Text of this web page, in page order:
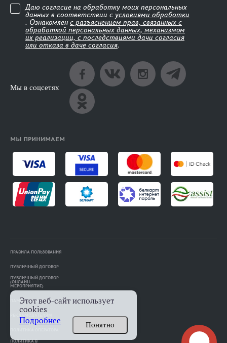
Даю согласие на обработку моих персональных
данных в соответствии с условиями обработки
. Ознакомлен с разъяснением прав, связанных с
обработкой персональных данных, механизмом
их реализации, с последствиями дачи согласия
или отказа в даче согласия.
Мы в соцсетях
МЫ ПРИНИМАЕМ
ПРАВИЛА ПОЛЬЗОВАНИЯ
ПУБЛИЧНЫЙ ДОГОВОР
ПУБЛИЧНЫЙ ДОГОВОР
(ОНЛАЙН-
МЕРОПРИЯТИЕ)
ПАМЯТКА АВТОРАМ
ПОЛИТИКА В
Этот веб-сайт использует
cookies
Подробнее
Понятно